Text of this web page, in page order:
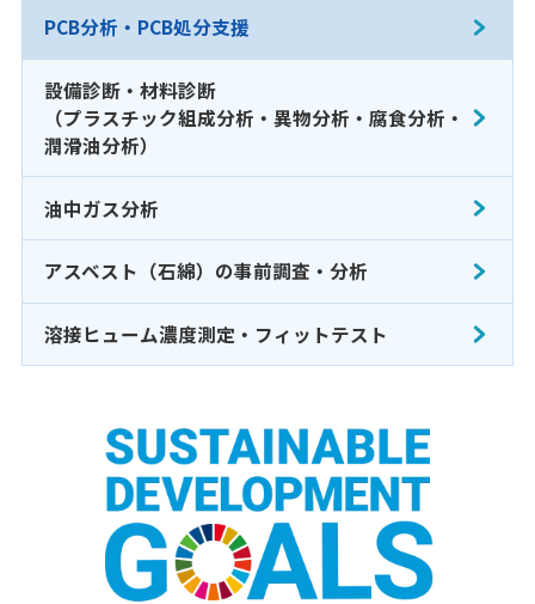
PCB分析・PCB処分支援
設備診断・材料診断
（プラスチック組成分析・異物分析・腐食分析・
潤滑油分析）
油中ガス分析
アスベスト（石綿）の事前調査・分析
溶接ヒューム濃度測定・フィットテスト